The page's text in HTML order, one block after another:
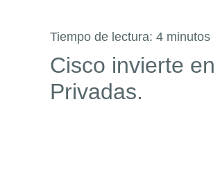
Tiempo de lectura: 4 minutos
Cisco invierte
Privadas.